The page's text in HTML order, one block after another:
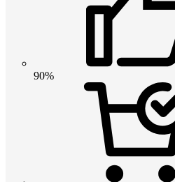
90%